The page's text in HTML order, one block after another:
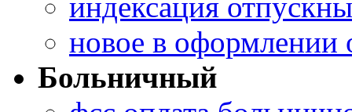
индексация
новое в оформлении
Больничный